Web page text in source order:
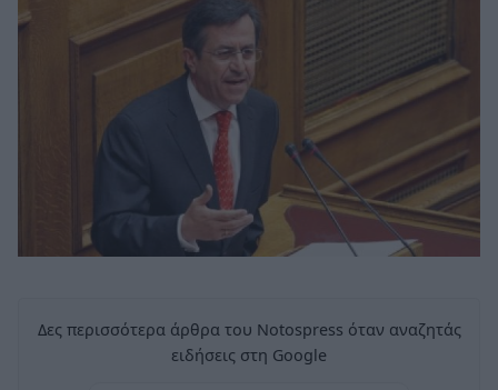
Δες περισσότερα άρθρα του Notospress όταν αναζητάς
ειδήσεις στη Google